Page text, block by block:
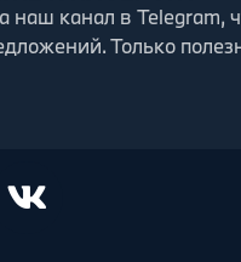
наш канал в Telegram,
Только